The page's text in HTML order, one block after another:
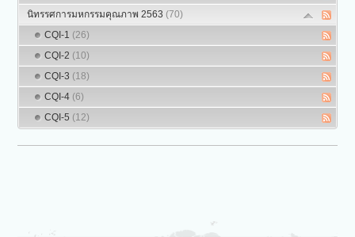
นิทรรศการมหกรรมคุณภาพ 2563 (70)
CQI-1 (26)
CQI-2 (10)
CQI-3 (18)
CQI-4 (6)
CQI-5 (12)